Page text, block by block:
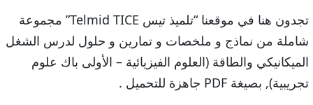
تجدون هنا في موقعنا “تلميذ تيس Telmid TICE” مجموعة
شاملة من نماذج و ملخصات و تمارين و حلول لدرس الشغل
الميكانيكي والطاقة (العلوم الفيزيائية – الأولى باك علوم
تجريبية), بصيغة PDF جاهزة للتحميل .